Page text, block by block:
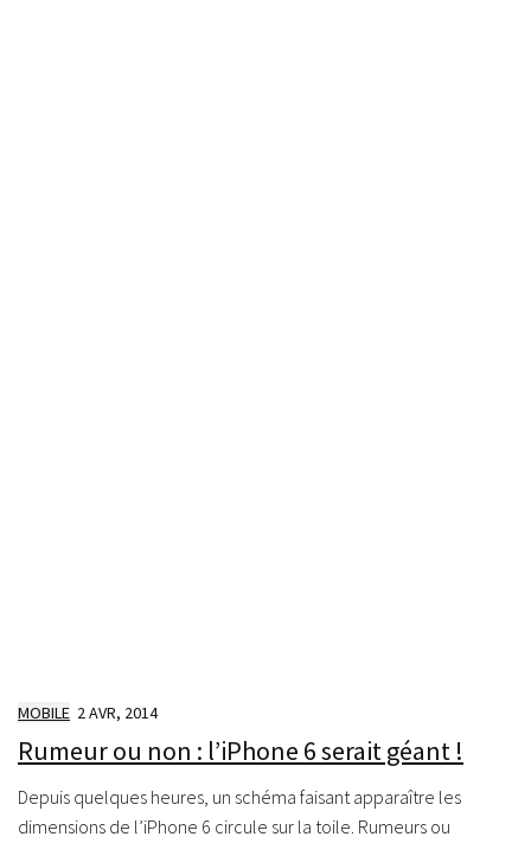
MOBILE 2 AVR, 2014
Rumeur ou non : l’iPhone 6 serait géant !
Depuis quelques heures, un schéma faisant apparaître les
dimensions de l’iPhone 6 circule sur la toile. Rumeurs ou